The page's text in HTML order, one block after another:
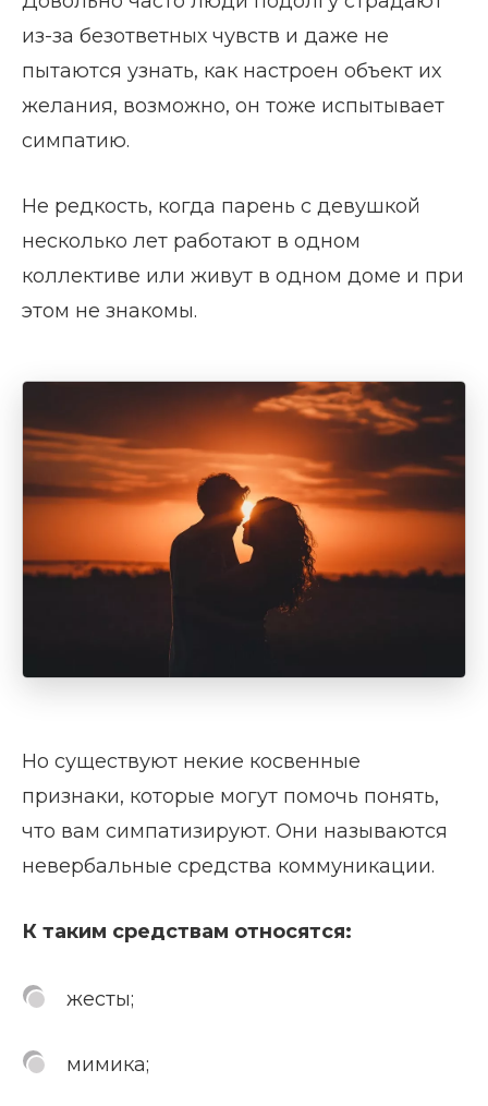
из-за безответных чувств и даже не
пытаются узнать, как настроен объект их
желания, возможно, он тоже испытывает
симпатию.
Не редкость, когда парень с девушкой
несколько лет работают в одном
коллективе или живут в одном доме и при
этом не знакомы.
Но существуют некие косвенные
признаки, которые могут помочь понять,
что вам симпатизируют. Они называются
невербальные средства коммуникации.
К таким средствам относятся:
жесты;
мимика;